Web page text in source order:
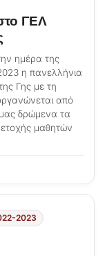
ΓΕΛ
ημέρα της
η πανελλήνια
Γης με τη
από
δρώμενα τα
μαθητών
2023